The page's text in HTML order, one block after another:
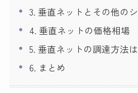
3. 垂直ネットとその他の
4. 垂直ネットの価格相場
5. 垂直ネットの調達方法
6. まとめ